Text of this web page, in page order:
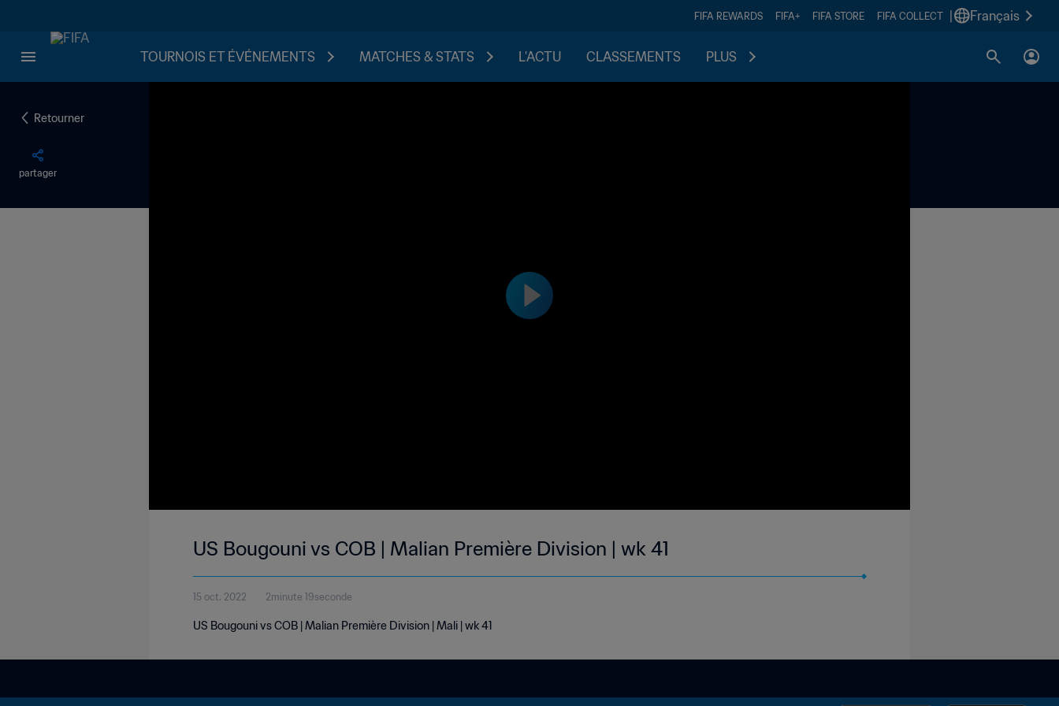
FIFA REWARDS FIFA+ FIFA STORE FIFA COLLECT Français
TOURNOIS ET ÉVÉNEMENTS MATCHES & STATS L'ACTU CLASSEMENTS PLUS
Retourner
partager
US Bougouni vs COB | Malian Première Division | wk 41
15 oct. 2022 2minute 19seconde
US Bougouni vs COB | Malian Première Division | Mali | wk 41